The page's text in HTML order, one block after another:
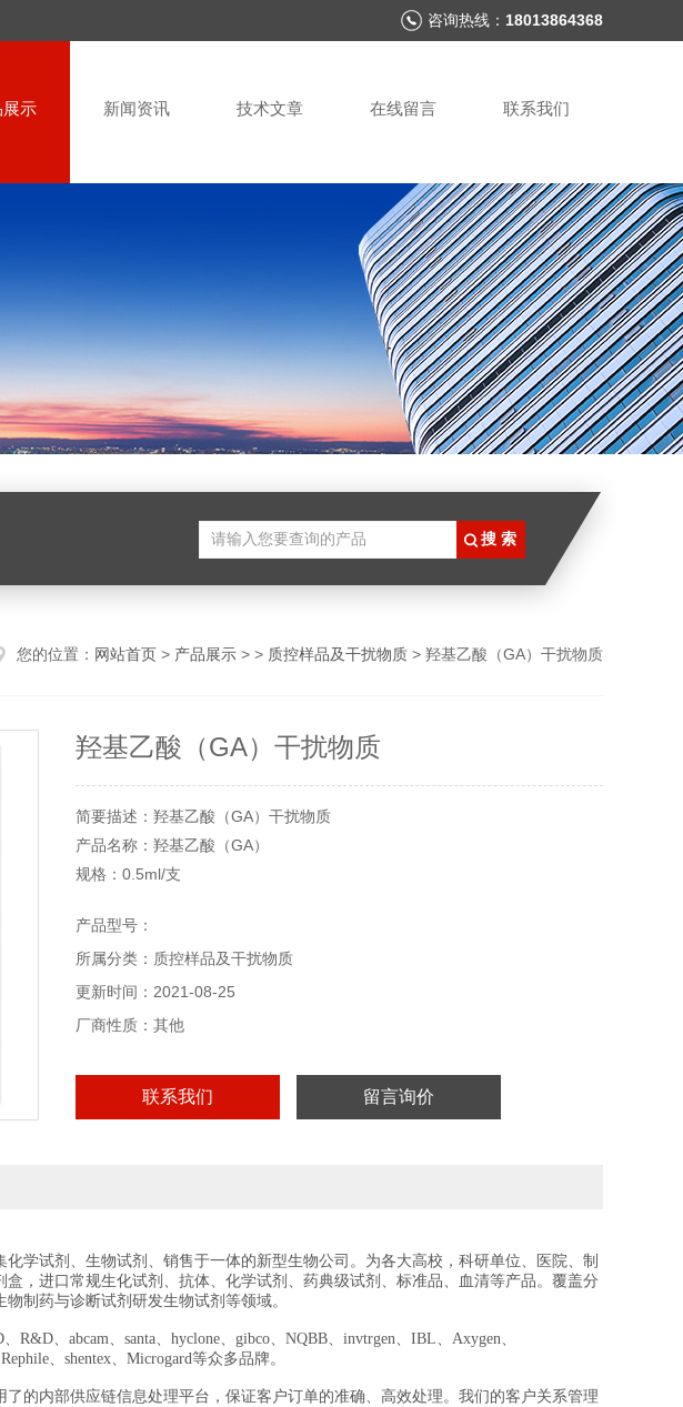
咨询热线： 18013864368
展示 新闻资讯 技术文章 在线留言 联系我们
您的位置： 网站首页 > 产品展示 > > 质控样品及干扰物质 > 羟基乙酸（GA）干扰物质
羟基乙酸（GA）干扰物质
简要描述：羟基乙酸（GA）干扰物质
产品名称：羟基乙酸（GA）
规格：0.5ml/支
（羟基乙酸）具有腐蚀性低、不易燃、无臭、毒性低、生物分解性强、金属
螯合性好、水溶性高等特点,是几乎不挥发的有机合成物,因此用途广泛、使用
方便.。所有产品仅供科研使用，不得用于食用，医疗等其它用途。
产品型号：
所属分类：质控样品及干扰物质
更新时间：2021-08-25
厂商性质：其他
联系我们 留言询价
学试剂、生物试剂、销售于一体的新型生物公司。为各大高校，科研单位、医院、制
，进口常规生化试剂、抗体、化学试剂、药典级试剂、标准品、血清等产品。覆盖分
制药与诊断试剂研发生物试剂等领域。
、abcam、santa、hyclone、gibco、NQBB、invtrgen、IBL、Axygen、
、shentex、Microgard等众多品牌。
的内部供应链信息处理平台，保证客户订单的准确、高效处理。我们的客户关系管理